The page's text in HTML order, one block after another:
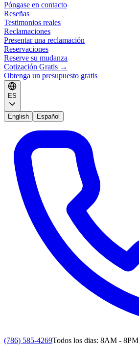
Póngase en contacto
Reseñas
Testimonios reales
Reclamaciones
Presentar una reclamación
Reservaciones
Reserve su mudanza
Cotización Gratis →
Obtenga un presupuesto gratis
ES
English Español
(786) 585-4269Todos los dias: 8AM - 8PM